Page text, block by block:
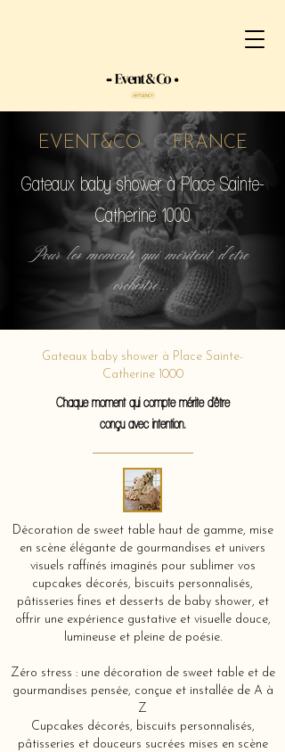
EVENT&CO FRANCE
Gateaux baby shower à Place Sainte-
Catherine 1000
Pour les moments qui méritent d'etre
orchestré...
Gateaux baby shower à Place Sainte-
Catherine 1000
Chaque moment qui compte mérite d'être
conçu avec intention.
Décoration de sweet table haut de gamme, mise
en scène élégante de gourmandises et univers
visuels raffinés imaginés pour sublimer vos
cupcakes décorés, biscuits personnalisés,
pâtisseries fines et desserts de baby shower, et
offrir une expérience gustative et visuelle douce,
lumineuse et pleine de poésie.
Zéro stress : une décoration de sweet table et de
gourmandises pensée, conçue et installée de A à
Z
Cupcakes décorés, biscuits personnalisés,
pâtisseries et douceurs sucrées mises en scène